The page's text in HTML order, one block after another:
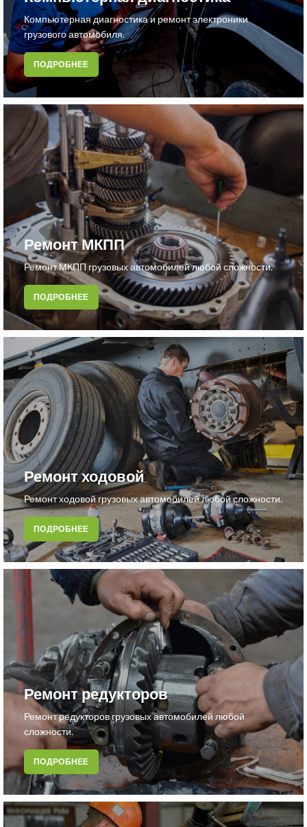
Компьютерная диагностика и ремонт электроники
грузового автомобиля.
ПОДРОБНЕЕ
Ремонт МКПП
Ремонт МКПП грузовых автомобилей любой сложности.
ПОДРОБНЕЕ
Ремонт ходовой
Ремонт ходовой грузовых автомобилей любой сложности.
ПОДРОБНЕЕ
Ремонт редукторов
Ремонт редукторов грузовых автомобилей любой
сложности.
ПОДРОБНЕЕ